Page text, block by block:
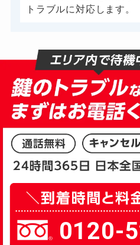
ドアノブカギ交換
トラブルに対応します。
0120-